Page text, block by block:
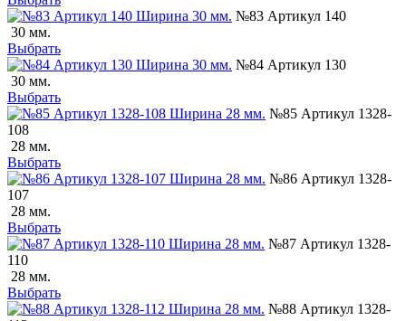
№83 Артикул 140
30 мм.
Выбрать
№84 Артикул 130
30 мм.
Выбрать
№85 Артикул 1328-
108
28 мм.
Выбрать
№86 Артикул 1328-
107
28 мм.
Выбрать
№87 Артикул 1328-
110
28 мм.
Выбрать
№88 Артикул 1328-